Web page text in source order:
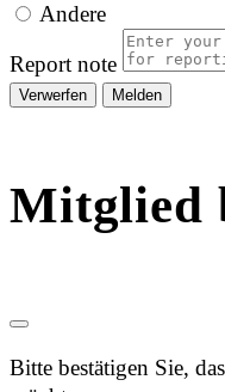
Andere
Report note
Melden
Mitglied
Bitte bestätigen Sie,